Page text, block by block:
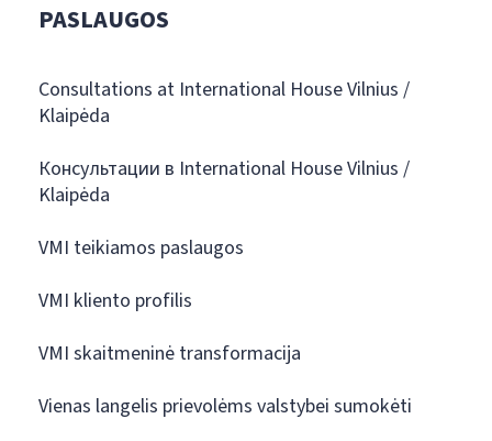
PASLAUGOS
Consultations at International House Vilnius /
Klaipėda
Консультации в International House Vilnius /
Klaipėda
VMI teikiamos paslaugos
VMI kliento profilis
VMI skaitmeninė transformacija
Vienas langelis prievolėms valstybei sumokėti